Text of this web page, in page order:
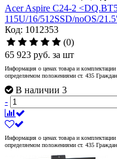
Acer Aspire C24-2
115U/16/512SSD/noOS/
Код: 1012353
(0)
65 923 руб. за шт
Информация о ценах товара и комплектации
определяемом положениями ст. 435
В наличии 3
-
Информация о ценах товара и комплектации
определяемом положениями ст. 435